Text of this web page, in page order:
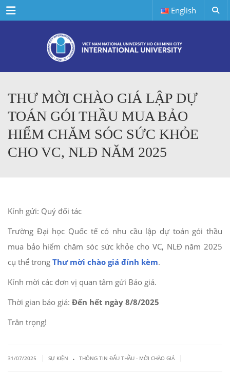
Menu English
THƯ MỜI CHÀO GIÁ LẬP DỰ
TOÁN GÓI THẦU MUA BẢO
HIỂM CHĂM SÓC SỨC KHỎE
CHO VC, NLĐ NĂM 2025
Kính gửi: Quý đối tác
Trường Đại học Quốc tế có nhu cầu lập dự toán gói thầu
mua bảo hiểm chăm sóc sức khỏe cho VC, NLĐ năm 2025
cụ thể trong Thư mời chào giá đính kèm.
Kính mời các đơn vị quan tâm gửi Báo giá.
Thời gian báo giá: Đến hết ngày 8/8/2025
Trân trọng!
31/07/2025 SỰ KIỆN . THÔNG TIN ĐẤU THẦU - MỜI CHÀO GIÁ